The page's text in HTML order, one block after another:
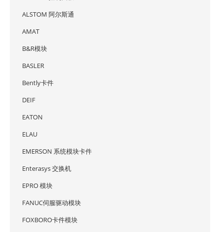
ALSTOM 阿尔斯通
AMAT
B&R模块
BASLER
Bently卡件
DEIF
EATON
ELAU
EMERSON 系统模块卡件
Enterasys 交换机
EPRO 模块
FANUC伺服驱动模块
FOXBORO卡件模块